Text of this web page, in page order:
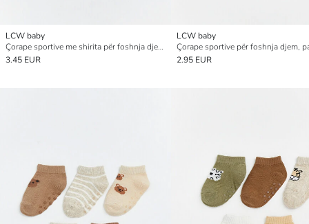
LCW baby
Çorape sportive me shirita për foshnja djem, pesë-pako
3.45 EUR
LCW baby
2.95 EUR